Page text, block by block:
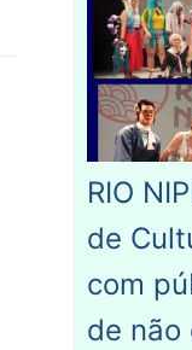
RIO
de
com
de não